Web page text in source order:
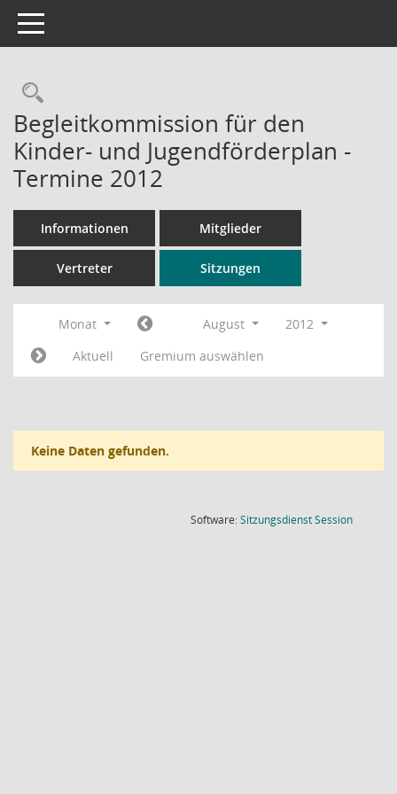
Toggle navigation
Rechercheauswahl
Begleitkommission für den
Kinder- und Jugendförderplan -
Termine 2012
Informationen Mitglieder
Vertreter Sitzungen
Monat August
2012
Aktuell
Gremium auswählen
Keine Daten gefunden.
Software:SitzungsdienstSession(Wird in